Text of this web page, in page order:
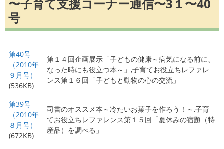
〜子育て支援コーナー通信〜3１〜40
号
第40号
（2010年
９月号）
(536KB)
第１４回企画展示「子どもの健康～病気になる前に、
なった時にも役立つ本～」,子育てお役立ちレファレ
ンス第１６回「子どもと動物の心の交流」
第39号
（2010年
８月号）
(672KB)
司書のオススメ本～冷たいお菓子を作ろう！～,子育
てお役立ちレファレンス第１５回「夏休みの宿題（特
産品）を調べる」